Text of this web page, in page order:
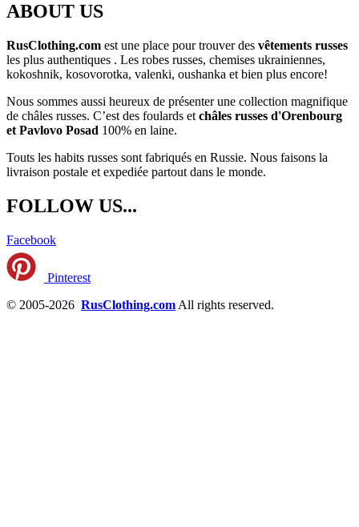
ABOUT US
RusClothing.com est une place pour trouver des vêtements russes
les plus authentiques . Les robes russes, chemises ukrainiennes,
kokoshnik, kosovorotka, valenki, oushanka et bien plus encore!
Nous sommes aussi heureux de présenter une collection magnifique
de châles russes. C’est des foulards et châles russes d'Orenbourg
et Pavlovo Posad 100% en laine.
Touts les habits russes sont fabriqués en Russie. Nous faisons la
livraison postale et expediée partout dans le monde.
FOLLOW US...
Facebook
Pinterest
© 2005-2026 RusClothing.com All rights reserved.